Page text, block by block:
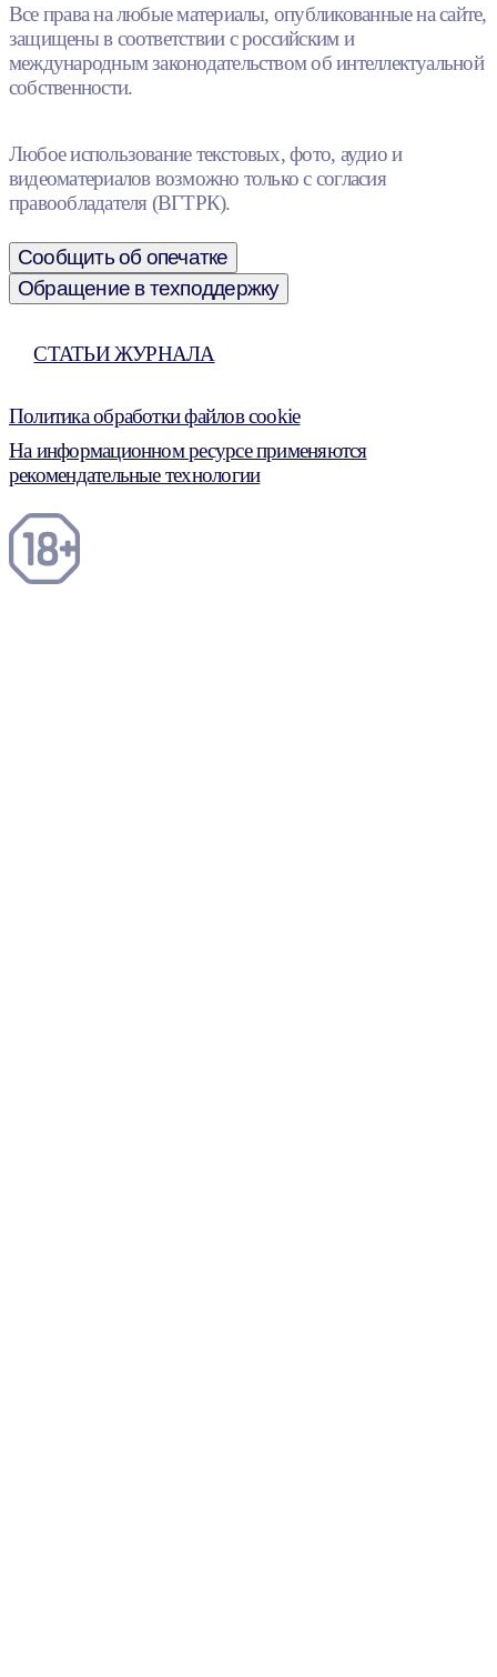
Все права на любые материалы, опубликованные на сайте,
защищены в соответствии с российским и
международным законодательством об интеллектуальной
собственности.
Любое использование текстовых, фото, аудио и
видеоматериалов возможно только с согласия
правообладателя (ВГТРК).
Сообщить об опечатке
Обращение в техподдержку
СТАТЬИ ЖУРНАЛА
Политика обработки файлов cookie
На информационном ресурсе применяются
рекомендательные технологии